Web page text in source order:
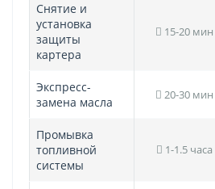
Снятие и
установка
защиты
картера
15-20 мин
Экспресс-
замена масла
20-30 мин
Промывка
топливной
системы
1-1.5 часа